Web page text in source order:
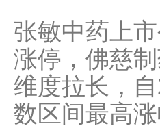
张敏中药上
涨停，佛慈
维度拉长，
数区间最高